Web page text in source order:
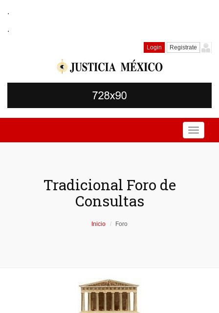
.
.
Login Registrate
Toggle
Tradicional Foro de
Consultas
Inicio Foro